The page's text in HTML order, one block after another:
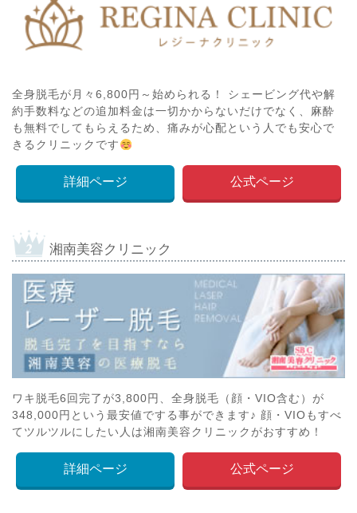
全身脱毛が月々6,800円～始められる！ シェービング代や解
約手数料などの追加料金は一切かからないだけでなく、麻酔
も無料でしてもらえるため、痛みが心配という人でも安心で
きるクリニックです
詳細ページ 公式ページ
湘南美容クリニック
ワキ脱毛6回完了が3,800円、全身脱毛（顔・VIO含む）が
348,000円という最安値でする事ができます♪ 顔・VIOもすべ
てツルツルにしたい人は湘南美容クリニックがおすすめ！
詳細ページ 公式ページ